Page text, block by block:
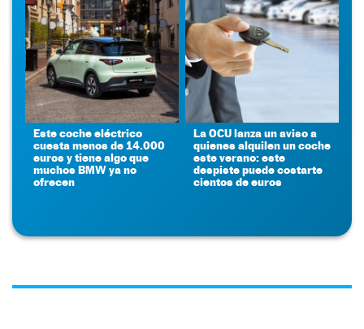
Este coche eléctrico
cuesta menos de 14.000
euros y tiene algo que
muchos BMW ya no
ofrecen
La OCU lanza un aviso a
quienes alquilen un coche
este verano: este
despiste puede costarte
cientos de euros